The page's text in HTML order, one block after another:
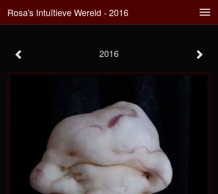
Rosa's Intuïtieve Wereld - 2016
2016